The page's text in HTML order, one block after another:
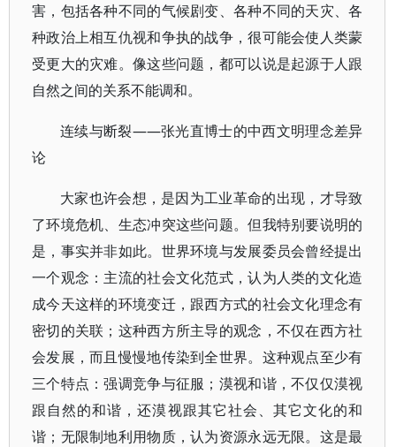
害，包括各种不同的气候剧变、各种不同的天灾、各
种政治上相互仇视和争执的战争，很可能会使人类蒙
受更大的灾难。像这些问题，都可以说是起源于人跟
自然之间的关系不能调和。
连续与断裂——张光直博士的中西文明理念差异
论
大家也许会想，是因为工业革命的出现，才导致
了环境危机、生态冲突这些问题。但我特别要说明的
是，事实并非如此。世界环境与发展委员会曾经提出
一个观念：主流的社会文化范式，认为人类的文化造
成今天这样的环境变迁，跟西方式的社会文化理念有
密切的关联；这种西方所主导的观念，不仅在西方社
会发展，而且慢慢地传染到全世界。这种观点至少有
三个特点：强调竞争与征服；漠视和谐，不仅仅漠视
跟自然的和谐，还漠视跟其它社会、其它文化的和
谐；无限制地利用物质，认为资源永远无限。这是最